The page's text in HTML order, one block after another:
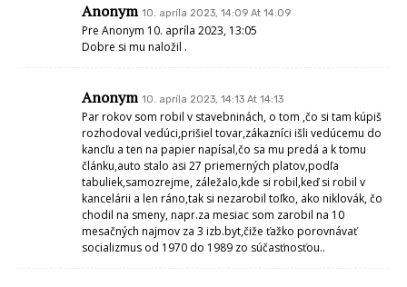
Anonym 10. apríla 2023, 14:09 At 14:09
Pre Anonym 10. apríla 2023, 13:05
Dobre si mu naložil .
Anonym 10. apríla 2023, 14:13 At 14:13
Par rokov som robil v stavebninách, o tom ,čo si tam kúpiš
rozhodoval vedúci,prišiel tovar,zákazníci išli vedúcemu do
kancľu a ten na papier napísal,čo sa mu predá a k tomu
článku,auto stalo asi 27 priemerných platov,podľa
tabuliek,samozrejme, záležalo,kde si robil,keď si robil v
kancelárii a len ráno,tak si nezarobil toľko, ako niklovák, čo
chodil na smeny, napr.za mesiac som zarobil na 10
mesačných najmov za 3 izb.byt,čiže ťažko porovnávať
socializmus od 1970 do 1989 zo súčasťnosťou..